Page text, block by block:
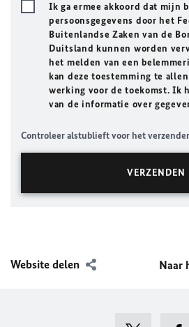
Ik ga ermee akkoord dat mijn
persoonsgegevens door het
Buitenlandse Zaken van de
Duitsland kunnen worden
het melden van een
kan deze toestemming te
werking voor de toekomst. Ik
van de informatie over
Controleer alstublieft voor het
Website delen Naar